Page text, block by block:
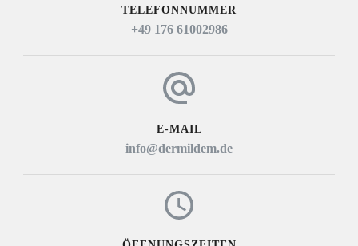
TELEFONNUMMER
+49 176 61002986
E-MAIL
info@dermildem.de